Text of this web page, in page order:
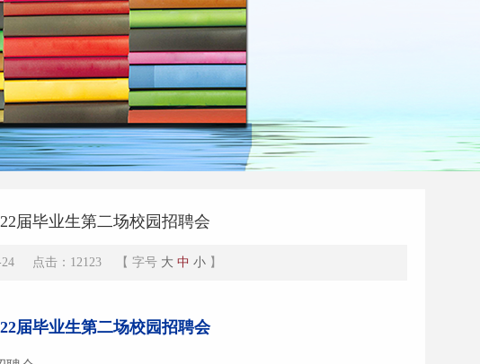
届毕业生第二场校园招聘会
24 点击：12123 【 字号 大 中 小】
届毕业生第二场校园招聘会